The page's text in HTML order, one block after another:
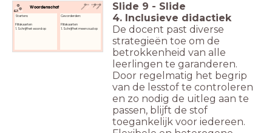
Woordenschat
Gevorderden:
Flitskaarten
1. Schrijf het meervoud op
Starters:
Flitskaarten
1. Schrijf het woord op
Slide 9 - Slide
4. Inclusieve didactiek
De docent past diverse
strategieën toe om de
betrokkenheid van alle
leerlingen te garanderen.
Door regelmatig het begrip
van de lesstof te controleren
en zo nodig de uitleg aan te
passen, blijft de stof
toegankelijk voor iedereen.